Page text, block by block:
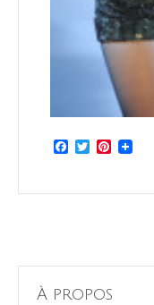
Facebook
Twitter
À propos